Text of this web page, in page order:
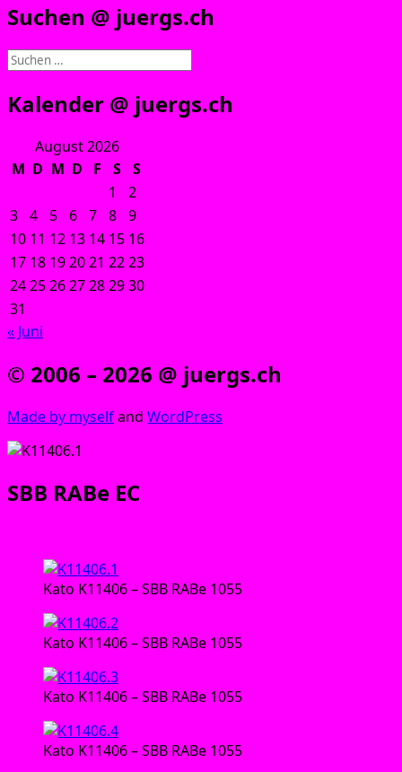
Suchen @ juergs.ch
Suchen
Kalender @ juergs.ch
August 2026
M D M D F S
S
1
2
3 4 5 6 7 8 9
10 11 12 13 14 15 16
17 18 192021 2223
24252627282930
31
« Juni
© 2006 – 2026 @ juergs.ch
Made by mys­elfand Word­Press
SBB RABe EC
Kato K11406 – SBB RABe 1055
Kato K11406 – SBB RABe 1055
Kato K11406 – SBB RABe 1055
Kato K11406 – SBB RABe 1055